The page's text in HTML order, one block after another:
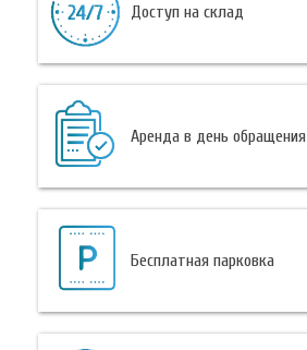
Доступ на склад
Аренда в день обращения
Бесплатная парковка